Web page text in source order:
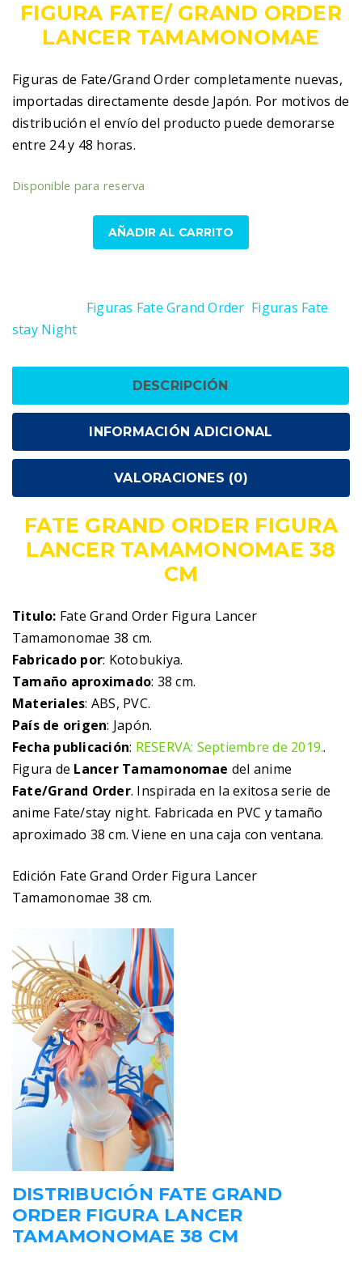
FIGURA FATE/ GRAND ORDER
LANCER TAMAMONOMAE
Figuras de Fate/Grand Order completamente nuevas,
importadas directamente desde Japón. Por motivos de
distribución el envío del producto puede demorarse
entre 24 y 48 horas.
Disponible para reserva
Tamamonomae
cantidad
AÑADIR AL CARRITO
Figuras Fate Grand Order Figuras Fate
stay Night
DESCRIPCIÓN
INFORMACIÓN ADICIONAL
VALORACIONES (0)
FATE GRAND ORDER FIGURA
LANCER TAMAMONOMAE 38
CM
Titulo: Fate Grand Order Figura Lancer
Tamamonomae 38 cm.
Fabricado por: Kotobukiya.
Tamaño aproximado: 38 cm.
Materiales: ABS, PVC.
País de origen: Japón.
Fecha publicación: RESERVA: Septiembre de 2019..
Figura de Lancer Tamamonomae del anime
Fate/Grand Order. Inspirada en la exitosa serie de
anime Fate/stay night. Fabricada en PVC y tamaño
aproximado 38 cm. Viene en una caja con ventana.
Edición Fate Grand Order Figura Lancer
Tamamonomae 38 cm.
DISTRIBUCIÓN FATE GRAND
ORDER FIGURA LANCER
TAMAMONOMAE 38 CM